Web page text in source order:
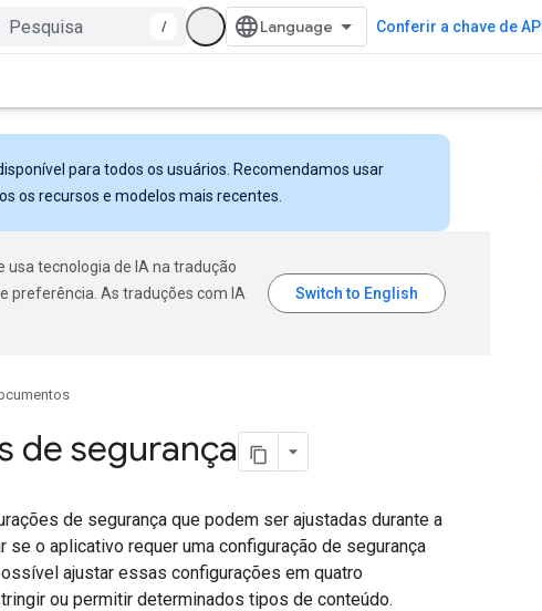
/ Conferir a chave de API
para todos os usuários. Recomendamos usar
os recursos e modelos mais recentes.
usa tecnologia de IA na tradução
preferência. As traduções com IA
de segurança
de segurança que podem ser ajustadas durante a
se o aplicativo requer uma configuração de segurança
ajustar essas configurações em quatro
ou permitir determinados tipos de conteúdo.